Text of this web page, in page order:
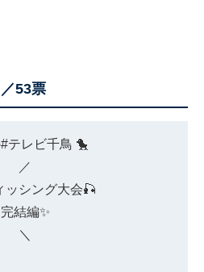
53票
テレビ千鳥 🐤
／
ッシング大会🎣
完結編✨
＼